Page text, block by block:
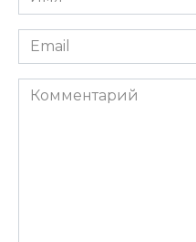
*
Email
*
Комментарий